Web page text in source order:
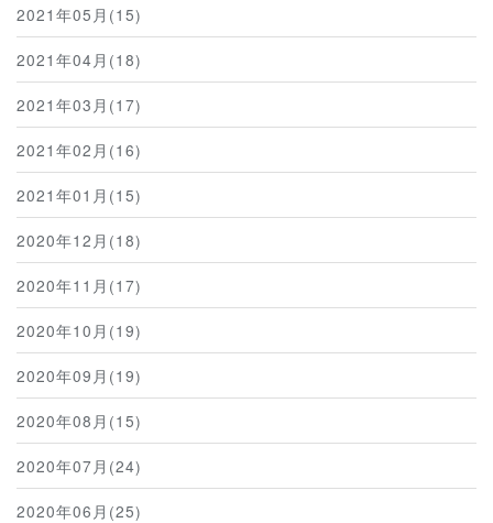
2021年05月(15)
2021年04月(18)
2021年03月(17)
2021年02月(16)
2021年01月(15)
2020年12月(18)
2020年11月(17)
2020年10月(19)
2020年09月(19)
2020年08月(15)
2020年07月(24)
2020年06月(25)